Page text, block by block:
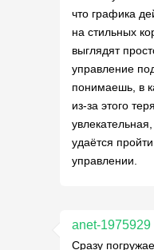
что графика
на стильных
выглядят
управление
понимаешь, в
из-за этого
удаётся
управлении.
anet-1975929
Сразу